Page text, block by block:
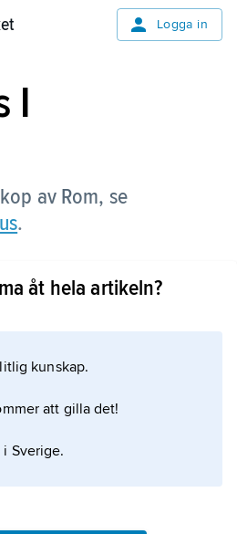
Logga in
I
av Rom, se
.
åt hela artikeln?
kunskap.
att gilla det!
Sverige.